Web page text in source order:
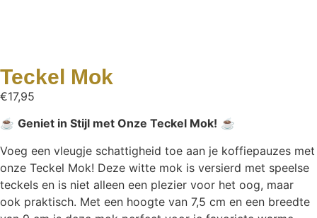
Teckel Mok
€17,95
☕ Geniet in Stijl met Onze Teckel Mok! ☕
Voeg een vleugje schattigheid toe aan je koffiepauzes met
onze Teckel Mok! Deze witte mok is versierd met speelse
teckels en is niet alleen een plezier voor het oog, maar
ook praktisch. Met een hoogte van 7,5 cm en een breedte